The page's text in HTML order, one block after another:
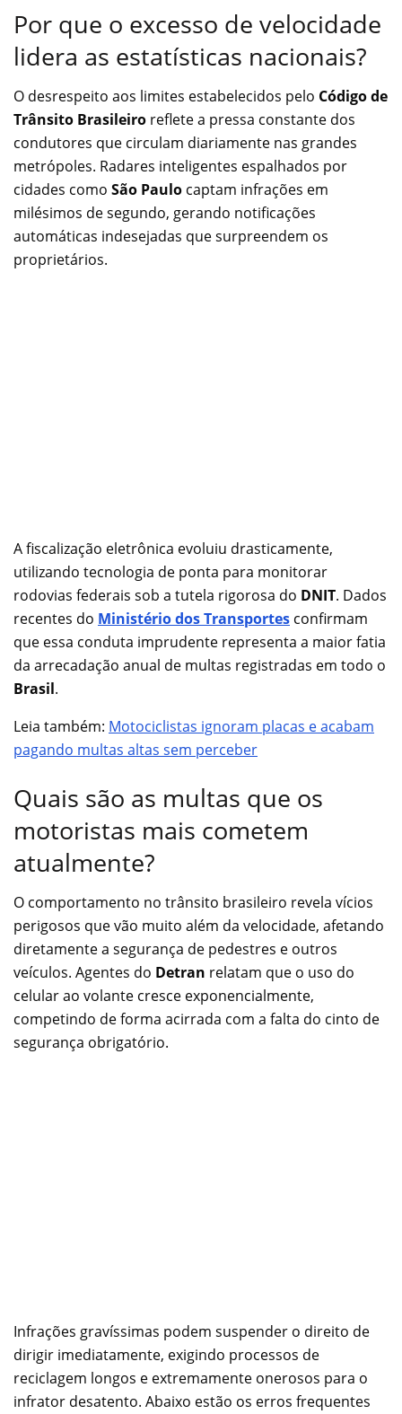
Por que o excesso de velocidade
lidera as estatísticas nacionais?
O desrespeito aos limites estabelecidos pelo Código de
Trânsito Brasileiro reflete a pressa constante dos
condutores que circulam diariamente nas grandes
metrópoles. Radares inteligentes espalhados por
cidades como São Paulo captam infrações em
milésimos de segundo, gerando notificações
automáticas indesejadas que surpreendem os
proprietários.
A fiscalização eletrônica evoluiu drasticamente,
utilizando tecnologia de ponta para monitorar
rodovias federais sob a tutela rigorosa do DNIT. Dados
recentes do Ministério dos Transportes confirmam
que essa conduta imprudente representa a maior fatia
da arrecadação anual de multas registradas em todo o
Brasil.
Leia também: Motociclistas ignoram placas e acabam
pagando multas altas sem perceber
Quais são as multas que os
motoristas mais cometem
atualmente?
O comportamento no trânsito brasileiro revela vícios
perigosos que vão muito além da velocidade, afetando
diretamente a segurança de pedestres e outros
veículos. Agentes do Detran relatam que o uso do
celular ao volante cresce exponencialmente,
competindo de forma acirrada com a falta do cinto de
segurança obrigatório.
Infrações gravíssimas podem suspender o direito de
dirigir imediatamente, exigindo processos de
reciclagem longos e extremamente onerosos para o
infrator desatento. Abaixo estão os erros frequentes